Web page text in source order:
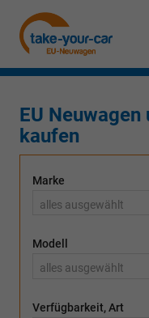
EU
kaufen
Marke
alles ausgewählt
Modell
alles ausgewählt
Verfügbarkeit, Art